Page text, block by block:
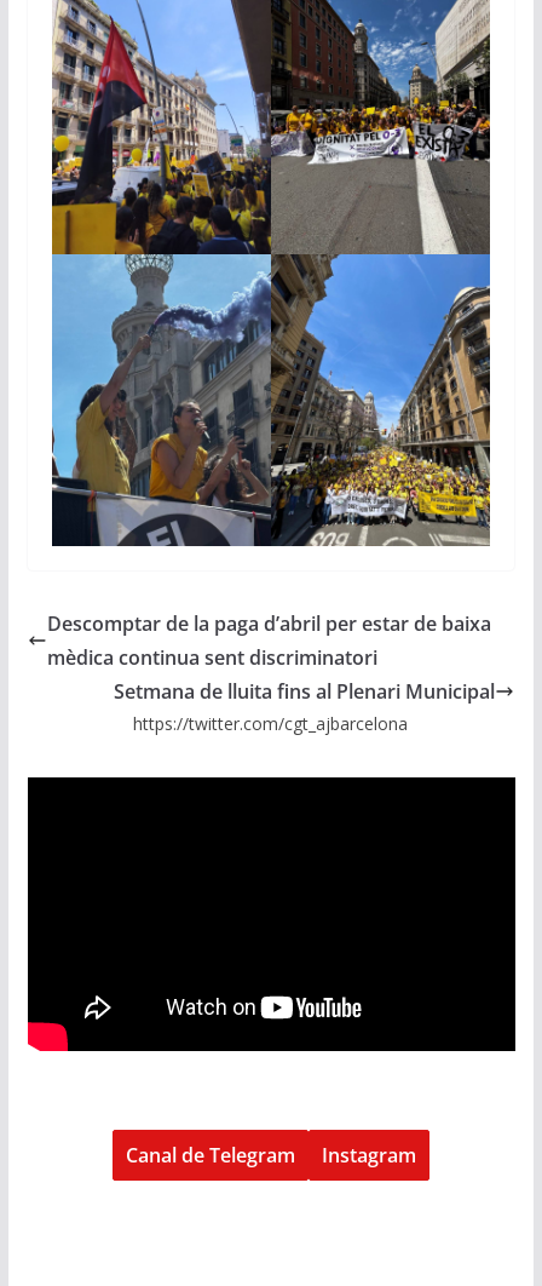
Descomptar de la paga d’abril per estar de baixa
mèdica continua sent discriminatori
Setmana de lluita fins al Plenari Municipal
https://twitter.com/cgt_ajbarcelona
Canal de Telegram Instagram